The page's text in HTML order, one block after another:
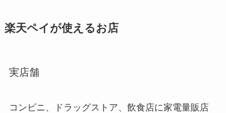
楽天ペイが使えるお店
実店舗
コンビニ、ドラッグストア、飲食店に家電量販店